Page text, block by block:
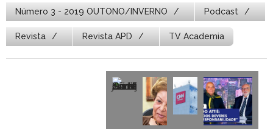
Número 3 - 2019 OUTONO/INVERNO Podcast
Revista Revista APD TV Academia